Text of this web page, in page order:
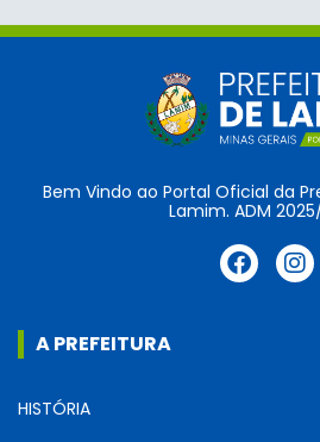
Bem Vindo ao Portal Oficial da
Lamim. ADM
A PREFEITURA
HISTÓRIA